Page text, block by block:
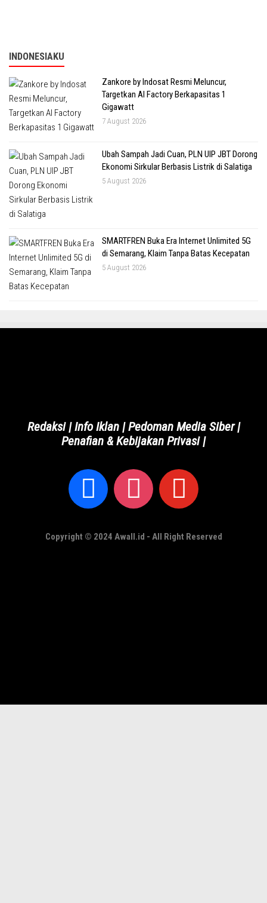
INDONESIAKU
Zankore by Indosat Resmi Meluncur,
Targetkan AI Factory Berkapasitas 1
Gigawatt
7 August 2026
Ubah Sampah Jadi Cuan, PLN UIP JBT Dorong
Ekonomi Sirkular Berbasis Listrik di Salatiga
5 August 2026
SMARTFREN Buka Era Internet Unlimited 5G
di Semarang, Klaim Tanpa Batas Kecepatan
5 August 2026
Redaksi|Info Iklan|Pedoman Media Siber|
Penafian & Kebijakan Privasi|
Copyright © 2024 Awall.id - All Right Reserved